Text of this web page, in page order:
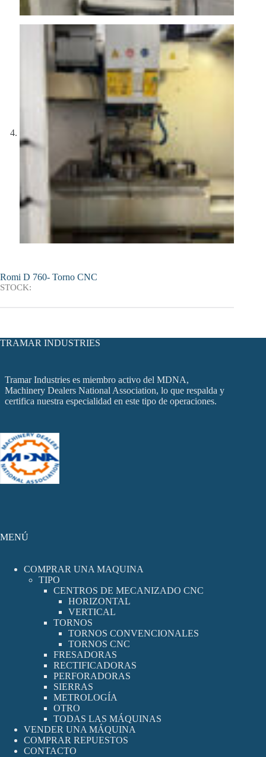
Romi D 760- Torno CNC
STOCK:
TRAMAR INDUSTRIES
Tramar Industries es miembro activo del MDNA,
Machinery Dealers National Association, lo que respalda y
certifica nuestra especialidad en este tipo de operaciones.
MENÚ
COMPRAR UNA MAQUINA
TIPO
CENTROS DE MECANIZADO CNC
HORIZONTAL
VERTICAL
TORNOS
TORNOS CONVENCIONALES
TORNOS CNC
FRESADORAS
RECTIFICADORAS
PERFORADORAS
SIERRAS
METROLOGÍA
OTRO
TODAS LAS MÁQUINAS
VENDER UNA MÁQUINA
COMPRAR REPUESTOS
CONTACTO